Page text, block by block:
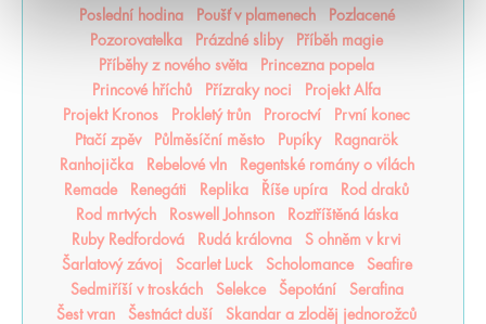
Poslední hodina
Poušť v plamenech
Pozlacené
Pozorovatelka
Prázdné sliby
Příběh magie
Příběhy z nového světa
Princezna popela
Princové hříchů
Přízraky noci
Projekt Alfa
Projekt Kronos
Prokletý trůn Proroctví
První konec
Ptačí zpěv
Půlměsíční město Pupíky
Ragnarök
Ranhojička
Rebelové vln
Regentské romány o vílách
Remade
Renegáti Replika Říše upíra
Rod draků
Rod mrtvých
Roswell Johnson
Roztříštěná láska
Ruby Redfordová
Rudá královna
S ohněm v krvi
Šarlatový závoj
Scarlet Luck Scholomance
Seafire
Sedmiříší v troskách
Selekce Šepotání
Serafina
Šest vran
Šestnáct duší
Skandar a zloděj jednorožců